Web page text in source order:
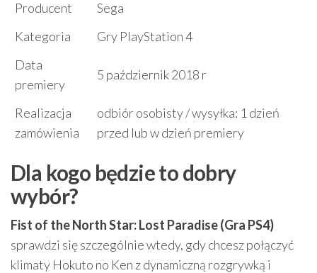
Producent
Sega
Kategoria
Gry PlayStation 4
Data
premiery
5 październik 2018 r
Realizacja
zamówienia
odbiór osobisty / wysyłka: 1 dzień
przed lub w dzień premiery
Dla kogo będzie to dobry
wybór?
Fist of the North Star: Lost Paradise (Gra PS4)
sprawdzi się szczególnie wtedy, gdy chcesz połączyć
klimaty Hokuto no Ken z dynamiczną rozgrywką i